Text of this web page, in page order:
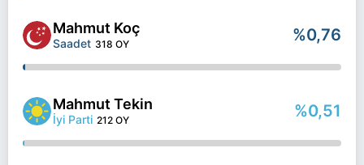
Mahmut Koç
Saadet 318 OY %0,76
Mahmut Tekin
İyi Parti 212 OY %0,51